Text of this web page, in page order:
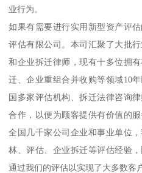
业行为。
如果有需要进行实用新型资产评
评估有限公司。本司汇聚了大批
和企业拆迁律师，现有十多位拥
迁、企业重组合并收购等领域10
国多家评估机构、拆迁法律咨询
合作，以便为顾客提供有价值的
全国几千家公司企业和事业单位
林、评估、企业拆迁等评估经验
通过我们的评估以实现了大多数客